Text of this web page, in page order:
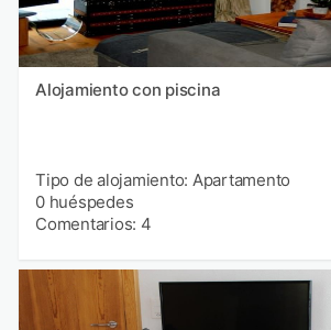
Alojamiento con piscina
Tipo de alojamiento: Apartamento
0 huéspedes
Comentarios: 4